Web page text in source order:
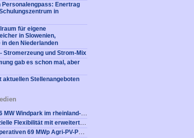
Enertrag
in
für eigene
in Slowenien,
den Niederlanden
Stromerzeung und Strom-Mix
gab es schon mal, aber
Stellenangeboten
Qualitas Energy nimmt 33,6 MW Windpark im rheinland-pfälzischen Nachtsheim-Luxem vollständig in Betrieb
Nordex Group stärkt finanzielle Flexibilität mit erweiterter ESG-gebundener syndizierter Multiwährungs-Garantiefazilität über 2,475 Mrd. EUR
Tion Renewables erwirbt operativen 69 MWp Agri-PV-Park von FEFA